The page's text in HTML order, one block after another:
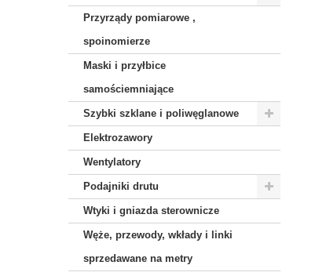
Przyrządy pomiarowe ,
spoinomierze
Maski i przyłbice
samościemniające
Szybki szklane i poliwęglanowe
Elektrozawory
Wentylatory
Podajniki drutu
Wtyki i gniazda sterownicze
Węże, przewody, wkłady i linki
sprzedawane na metry